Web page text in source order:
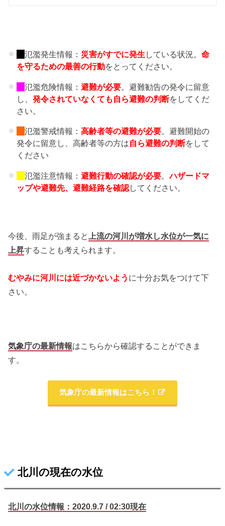
氾濫発生情報： 災害がすでに発生 している状況。 命
を守るための最善の行動をとってください。
氾濫危険情報： 避難が必要。避難勧告の発令に留意
し、 発令されていなくても自ら避難の判断をしてくだ
さい。
氾濫警戒情報： 高齢者等の避難が必要。避難開始の
発令に留意し、高齢者等の方は自ら避難の判断をして
ください
氾濫注意情報： 避難行動の確認が必要。 ハザードマ
ップや避難先、 避難経路を確認してください。
今後、雨足が強まると
上流の河川が増水し水位が一気に
上昇することも考えられます。
むやみに河川には近づかないよう に十分お気をつけて下
さい。
気象庁の最新情報はこちらから確認することができま
す。
気象庁の最新情報はこちら！
北川の現在の水位
北川の水位情報：2020.9.7 / 02:30現在